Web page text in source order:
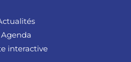
Agenda
interactive